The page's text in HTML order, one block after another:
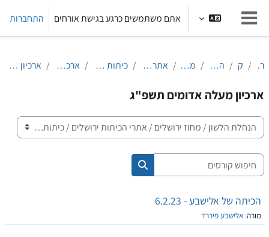
חלון סקירה צדדי
אתם משתמשים כרגע בגישת אורחים התחברות
ראשי קורסים הנחלת הלשון מחוז ירושלים אתרי הכיתות ירושלים כיתות אולפן מעלה אדומים ארכיון מעלה אדומים ארכיון מעלה אדומים תשפ"ג
ארכיון מעלה אדומים תשפ"ג
קטגוריות קורסים
חיפוש קורסים
חיפוש קורסים
הכיתה של אלישבע - 6.2.23
מורה: אלישבע פיררד